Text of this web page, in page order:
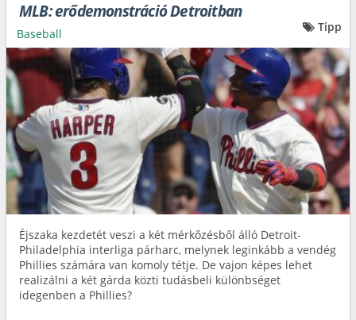
MLB: erődemonstráció Detroitban
Éjszaka kezdetét veszi a két mérkőzésből álló Detroit-
Philadelphia interliga párharc, melynek leginkább a vendég
Phillies számára van komoly tétje. De vajon képes lehet
realizálni a két gárda közti tudásbeli különbséget
idegenben a Phillies?
Baseball Tipp